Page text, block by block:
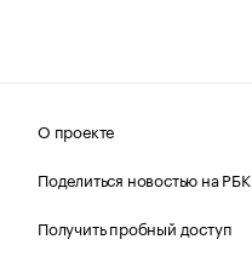
О проекте
Поделиться новостью на РБК
Получить пробный доступ